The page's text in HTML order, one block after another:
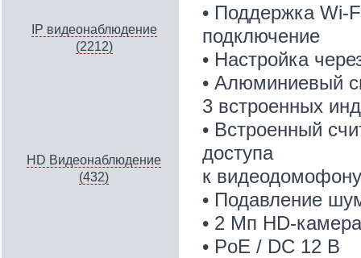
IP видеонаблюдение
(2212)
HD Видеонаблюдение
(432)
• Поддержка Wi-
подключение
• Настройка
• Алюминиевый
3 встроенных
• Встроенный
доступа
к видеодомофону
• Подавление
• 2 Мп HD-
• PoE / DC 12 В